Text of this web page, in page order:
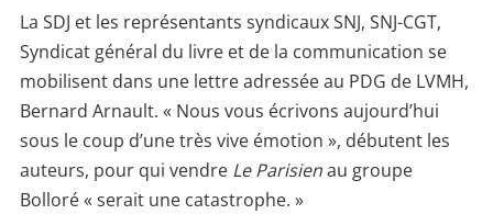
La SDJ et les représentants syndicaux SNJ, SNJ-CGT,
Syndicat général du livre et de la communication se
mobilisent dans une lettre adressée au PDG de LVMH,
Bernard Arnault. « Nous vous écrivons aujourd’hui
sous le coup d’une très vive émotion », débutent les
auteurs, pour qui vendre Le Parisienau groupe
Bolloré « serait une catastrophe. »